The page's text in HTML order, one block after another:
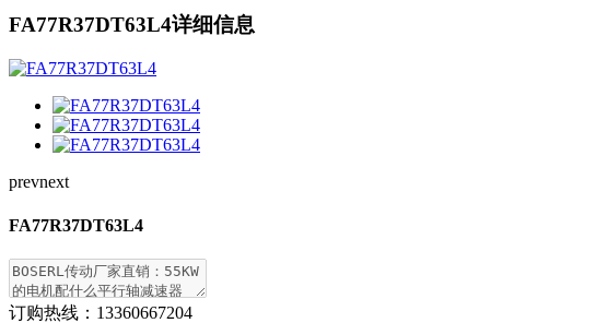
FA77R37DT63L4详细信息
prevnext
FA77R37DT63L4
订购热线： 13360667204